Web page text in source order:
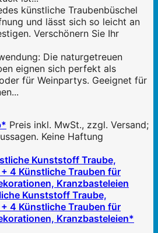
künstliche Traubenbüschel
und lässt sich so leicht an
Verschönern Sie Ihr
Die naturgetreuen
eignen sich perfekt als
für Weinpartys. Geeignet für
Preis inkl. MwSt., zzgl. Versand;
Keine Haftung
Kunststoff Traube,
4 Künstliche Trauben für
Kranzbasteleien*